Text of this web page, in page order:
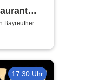
Bayreuther
17:30 Uhr